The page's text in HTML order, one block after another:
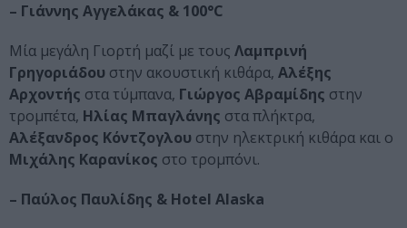
– Γιάννης Αγγελάκας & 100°C
Μία μεγάλη Γιορτή μαζί με τους Λαμπρινή
Γρηγοριάδου στην ακουστική κιθάρα, Αλέξης
Αρχοντής στα τύμπανα, Γιώργος Αβραμίδης στην
τρομπέτα, Ηλίας Μπαγλάνης στα πλήκτρα,
Αλέξανδρος Κόντζογλου στην ηλεκτρική κιθάρα και ο
Μιχάλης Καρανίκος στο τρομπόνι.
– Παύλος Παυλίδης & Hotel Alaska